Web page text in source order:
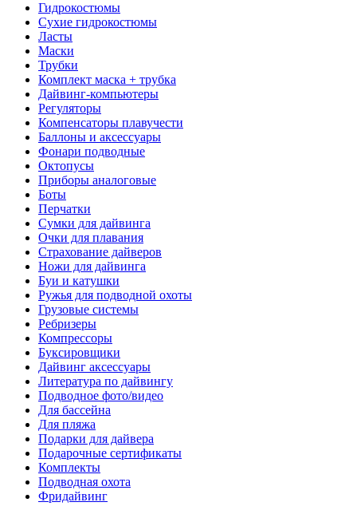
Гидрокостюмы
Сухие гидрокостюмы
Ласты
Маски
Трубки
Комплект маска + трубка
Дайвинг-компьютеры
Регуляторы
Компенсаторы плавучести
Баллоны и аксессуары
Фонари подводные
Октопусы
Приборы аналоговые
Боты
Перчатки
Сумки для дайвинга
Очки для плавания
Страхование дайверов
Ножи для дайвинга
Буи и катушки
Ружья для подводной охоты
Грузовые системы
Ребризеры
Компрессоры
Буксировщики
Дайвинг аксессуары
Литература по дайвингу
Подводное фото/видео
Для бассейна
Для пляжа
Подарки для дайвера
Подарочные сертификаты
Комплекты
Подводная охота
Фридайвинг